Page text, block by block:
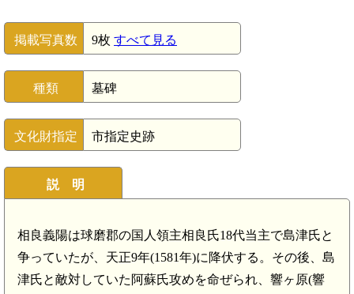
掲載写真数 9枚 すべて見る
種類 墓碑
文化財指定 市指定史跡
説 明
相良義陽は球磨郡の国人領主相良氏18代当主で島津氏と
争っていたが、天正9年(1581年)に降伏する。その後、島
津氏と敵対していた阿蘇氏攻めを命ぜられ、響ヶ原(響